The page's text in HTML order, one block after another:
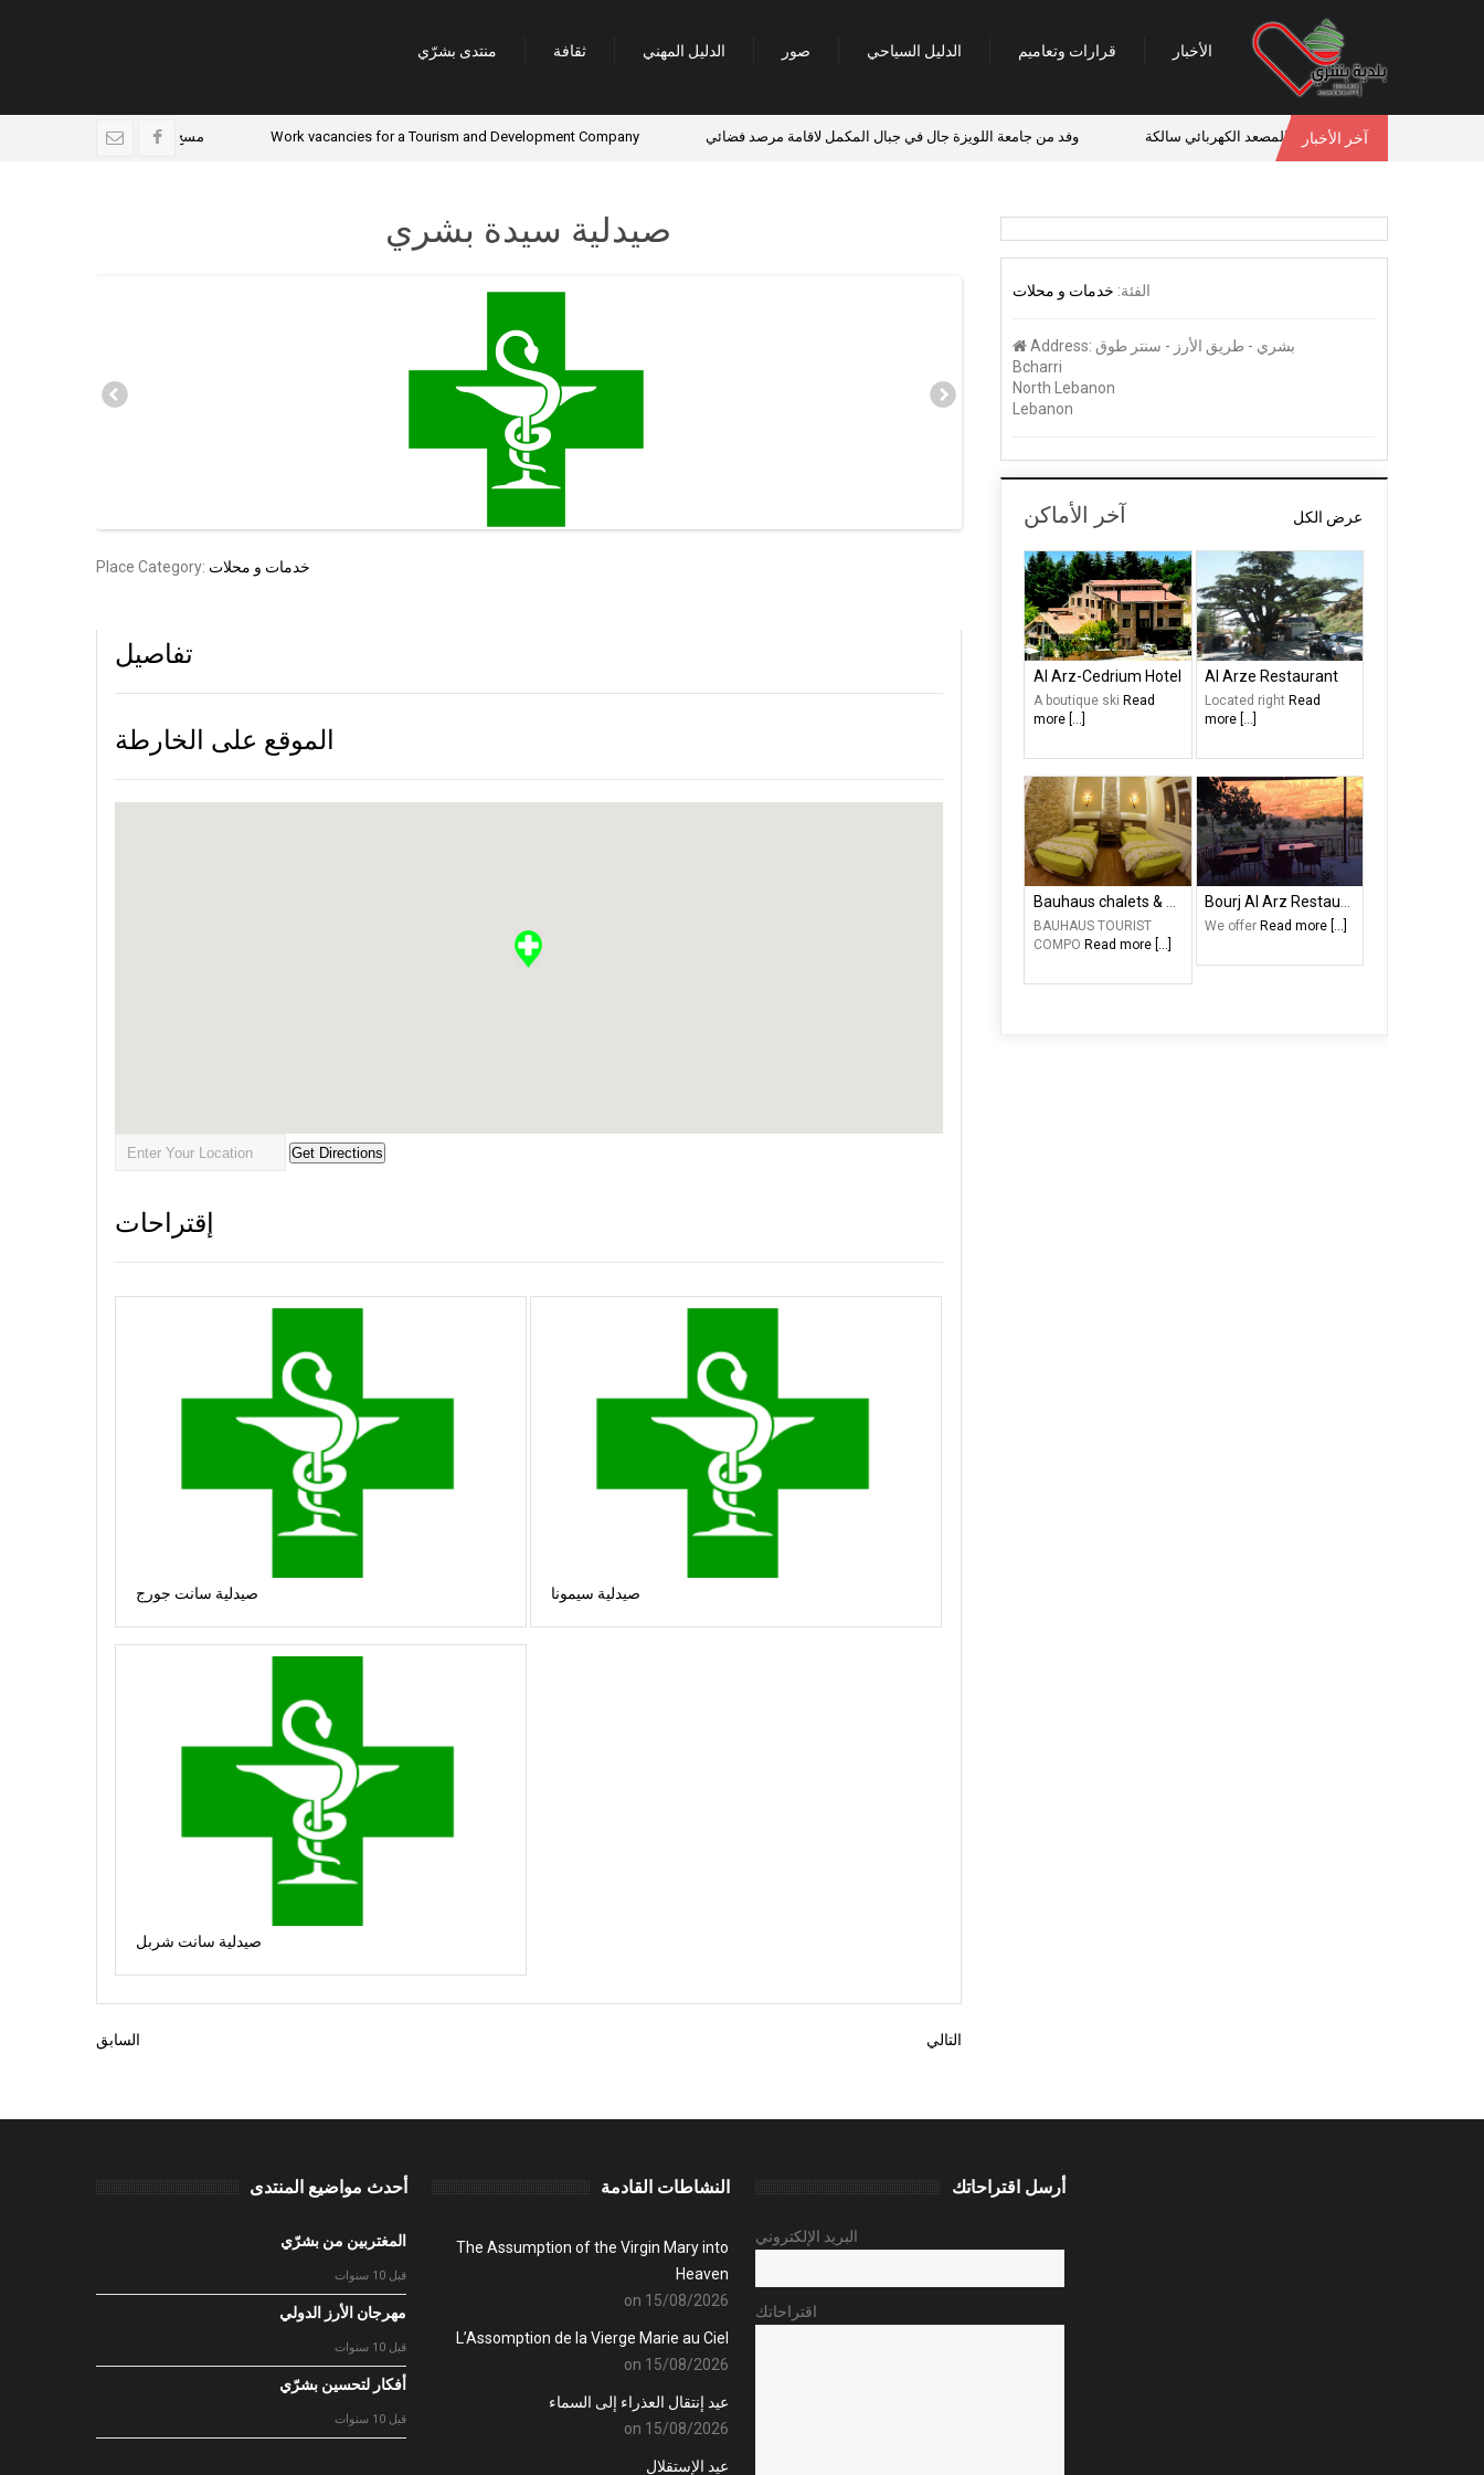
الأخبار قرارات وتعاميم الدليل السياحي صور الدليل المهني ثقافة منتدى بشرّي
آخر الأخبار
طريق بشري – المصعد الكهربائي سالكة وفد من جامعة اللويزة جال في جبال المكمل لاقامة مرصد فضائي Work vacancies for a Tourism and Development Company مسح القوى العاملة والأوضاع
صيدلية سيدة بشري
Place Category: خدمات و محلات
تفاصيل
الموقع على الخارطة
إقتراحات
صيدلية سانت جورج صيدلية سيمونا
صيدلية سانت شربل
السابق التالي
الفئة: خدمات و محلات
Address: بشري - طريق الأرز - سنتر طوق
Bcharri
North Lebanon
Lebanon
آخر الأماكن عرض الكل
Al Arz-Cedrium Hotel
A boutique ski Read
more [...]
Al Arze Restaurant
Located rightRead
more [...]
BAUHAUS TOURIST
COMPO Read more [...]
We offerRead more [...]
أحدث مواضيع المنتدى
المغتربين من بشرّي
قبل 10 سنوات
مهرجان الأرز الدولي
قبل 10 سنوات
أفكار لتحسين بشرّي
قبل 10 سنوات
النشاطات القادمة
The Assumption of the Virgin Mary into
Heaven
on 15/08/2026
L’Assomption de la Vierge Marie au Ciel
on 15/08/2026
عيد إنتقال العذراء إلى السماء
on 15/08/2026
عيد الإستقلال
أرسل اقتراحاتك
البريد الإلكتروني
اقتراحاتك